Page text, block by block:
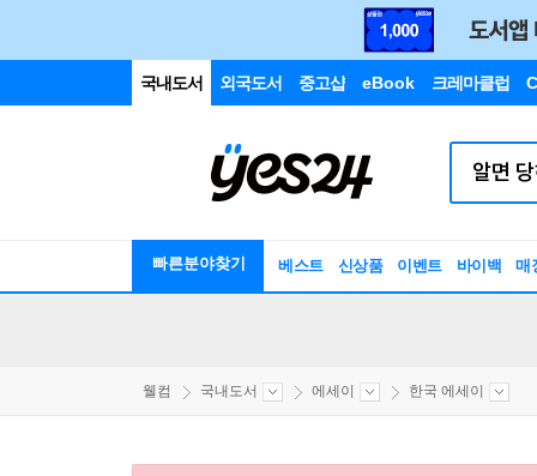
국내도서 외국도서 중고샵 eBook 크레마클럽
빠른분야찾기 베스트 신상품 이벤트 바이백 매
웰컴 국내도서 에세이 한국 에세이